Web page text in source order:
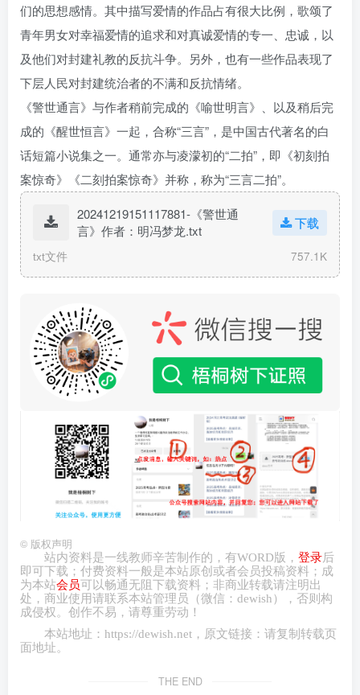
们的思想感情。其中描写爱情的作品占有很大比例，歌颂了
青年男女对幸福爱情的追求和对真诚爱情的专一、忠诚，以
及他们对封建礼教的反抗斗争。另外，也有一些作品表现了
下层人民对封建统治者的不满和反抗情绪。
《警世通言》与作者稍前完成的《喻世明言》、以及稍后完
成的《醒世恒言》一起，合称“三言”，是中国古代著名的白
话短篇小说集之一。通常亦与凌濛初的“二拍”，即《初刻拍
案惊奇》《二刻拍案惊奇》并称，称为“三言二拍”。
20241219151117881-《警世通
言》作者：明冯梦龙.txt
下载
txt文件 757.1K
© 版权声明
站内资料是一线教师辛苦制作的，有WORD版， 登录后
即可下载；付费资料一般是本站原创或者会员投稿资料；成
为本站会员可以畅通无阻下载资料；非商业转载请注明出
处，商业使用请联系本站管理员（微信： dewish ），否则构
成侵权。创作不易，请尊重劳动！
本站地址： https://dewish.net ，原文链接：请复制转载页
面地址。
THE END